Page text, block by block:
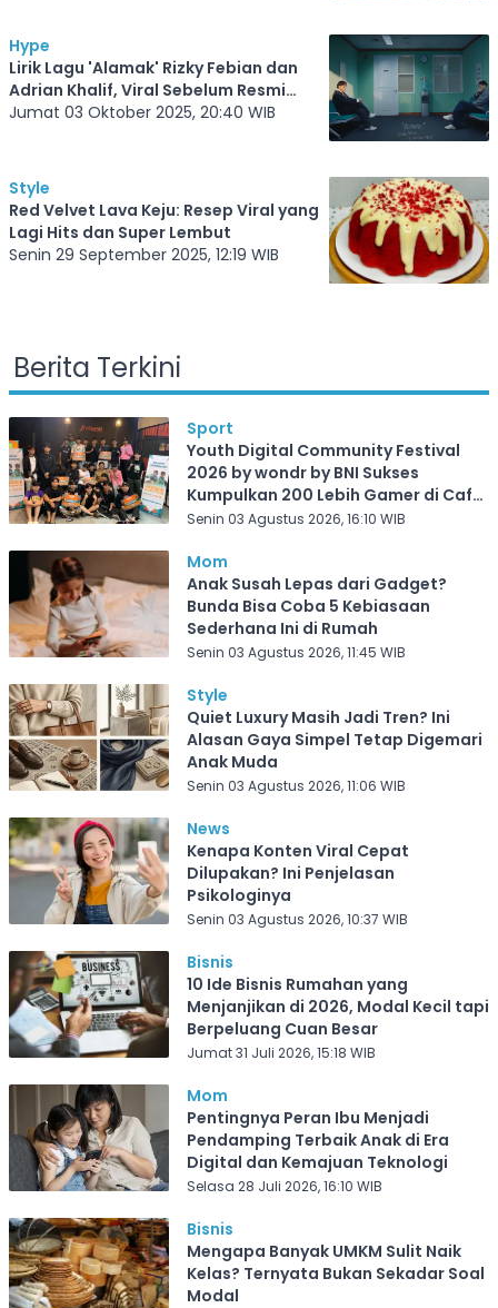
Hype
Lirik Lagu 'Alamak' Rizky Febian dan
Adrian Khalif, Viral Sebelum Resmi
Dirilis!
Jumat 03 Oktober 2025, 20:40 WIB
Style
Red Velvet Lava Keju: Resep Viral yang
Lagi Hits dan Super Lembut
Senin 29 September 2025, 12:19 WIB
Berita Terkini
Sport
Youth Digital Community Festival
2026 by wondr by BNI Sukses
Kumpulkan 200 Lebih Gamer di Cafe
Frekuensi Depok
Senin 03 Agustus 2026, 16:10 WIB
Mom
Anak Susah Lepas dari Gadget?
Bunda Bisa Coba 5 Kebiasaan
Sederhana Ini di Rumah
Senin 03 Agustus 2026, 11:45 WIB
Style
Quiet Luxury Masih Jadi Tren? Ini
Alasan Gaya Simpel Tetap Digemari
Anak Muda
Senin 03 Agustus 2026, 11:06 WIB
News
Kenapa Konten Viral Cepat
Dilupakan? Ini Penjelasan
Psikologinya
Senin 03 Agustus 2026, 10:37 WIB
Bisnis
10 Ide Bisnis Rumahan yang
Menjanjikan di 2026, Modal Kecil tapi
Berpeluang Cuan Besar
Jumat 31 Juli 2026, 15:18 WIB
Mom
Pentingnya Peran Ibu Menjadi
Pendamping Terbaik Anak di Era
Digital dan Kemajuan Teknologi
Selasa 28 Juli 2026, 16:10 WIB
Bisnis
Mengapa Banyak UMKM Sulit Naik
Kelas? Ternyata Bukan Sekadar Soal
Modal